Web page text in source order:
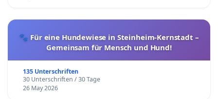
🐾 Für eine Hundewiese in Steinheim-Kernstadt –
Gemeinsam für Mensch und Hund!
135 Unterschriften
30 Unterschriften / 30 Tage
26 May 2026